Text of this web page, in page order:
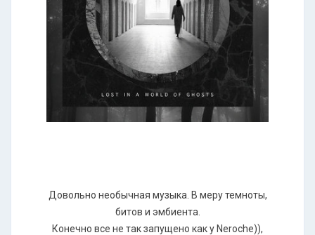
Довольно необычная музыка. В меру темноты,
битов и эмбиента.
Конечно все не так запущено как у Neroche)),